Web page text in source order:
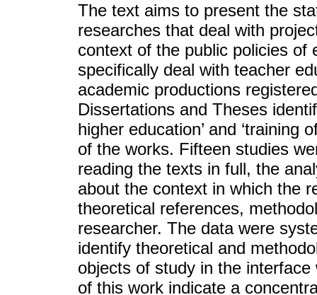
The text aims to present the
researches that deal with
context of the public policies of
specifically deal with teacher
academic productions
Dissertations and Theses
higher education’ and ‘training
of the works. Fifteen studies
reading the texts in full, the
about the context in which the
theoretical references,
researcher. The data were
identify theoretical and
objects of study in the
of this work indicate a